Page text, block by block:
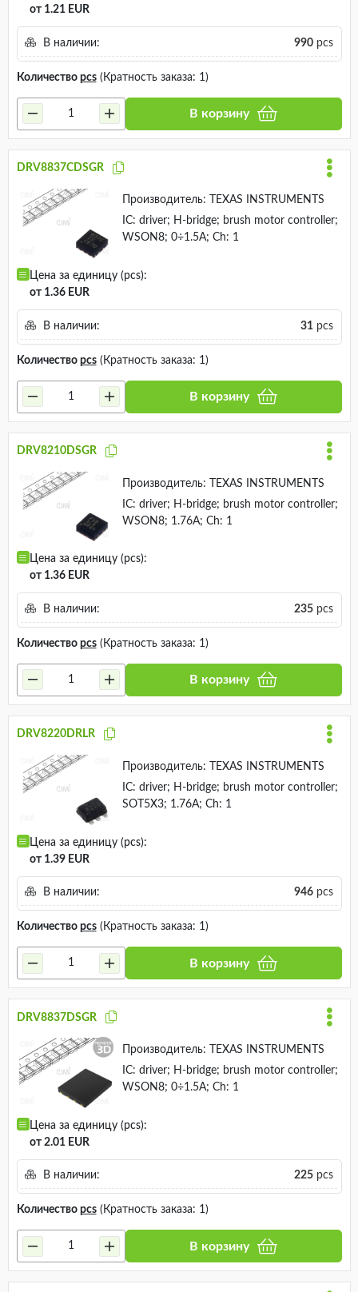
от 1.21 EUR
В наличии: 990pcs
Количество pcs(Кратность заказа: 1)
В корзину
DRV8837CDSGR
Производитель:
TEXAS INSTRUMENTS
IC: driver; H-bridge; brush motor controller;
WSON8; 0÷1.5A; Ch: 1
Цена за единицу (pcs):
от 1.36 EUR
В наличии: 31pcs
Количество pcs(Кратность заказа: 1)
В корзину
DRV8210DSGR
Производитель:
TEXAS INSTRUMENTS
IC: driver; H-bridge; brush motor controller;
WSON8; 1.76A; Ch: 1
Цена за единицу (pcs):
от 1.36 EUR
В наличии: 235pcs
Количество pcs(Кратность заказа: 1)
В корзину
DRV8220DRLR
Производитель:
TEXAS INSTRUMENTS
IC: driver; H-bridge; brush motor controller;
SOT5X3; 1.76A; Ch: 1
Цена за единицу (pcs):
от 1.39 EUR
В наличии: 946pcs
Количество pcs(Кратность заказа: 1)
В корзину
DRV8837DSGR
Производитель:
TEXAS INSTRUMENTS
IC: driver; H-bridge; brush motor controller;
WSON8; 0÷1.5A; Ch: 1
Цена за единицу (pcs):
от 2.01 EUR
В наличии: 225pcs
Количество pcs(Кратность заказа: 1)
В корзину